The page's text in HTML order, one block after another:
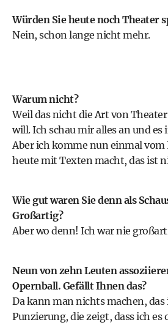
Würden Sie heute noch Theater
Nein, schon lange nicht mehr.
Warum nicht?
Weil das nicht die Art von
will. Ich schau mir alles an und
Aber ich komme nun einmal vom
heute mit Texten macht, das ist
Wie gut waren Sie denn als
Großartig?
Aber wo denn! Ich war nie
Neun von zehn Leuten
Opernball. Gefällt Ihnen das?
Da kann man nichts machen, das
Punzierung, die zeigt, dass ich es